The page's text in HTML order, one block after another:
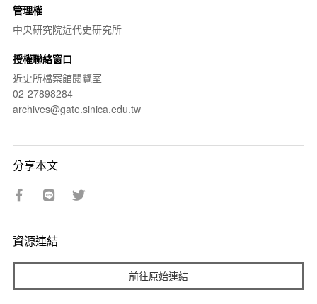
管理權
中央研究院近代史研究所
授權聯絡窗口
近史所檔案館閱覽室
02-27898284
archives@gate.sinica.edu.tw
分享本文
資源連結
前往原始連結